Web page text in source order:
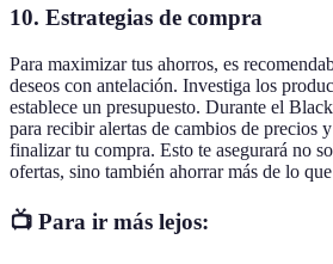
10. Estrategias de compra
Para maximizar tus ahorros, es
deseos con antelación. Investiga los
establece un presupuesto. Durante el
para recibir alertas de cambios de precios
finalizar tu compra. Esto te asegurará no
ofertas, sino también ahorrar más de lo
📺 Para ir más lejos: